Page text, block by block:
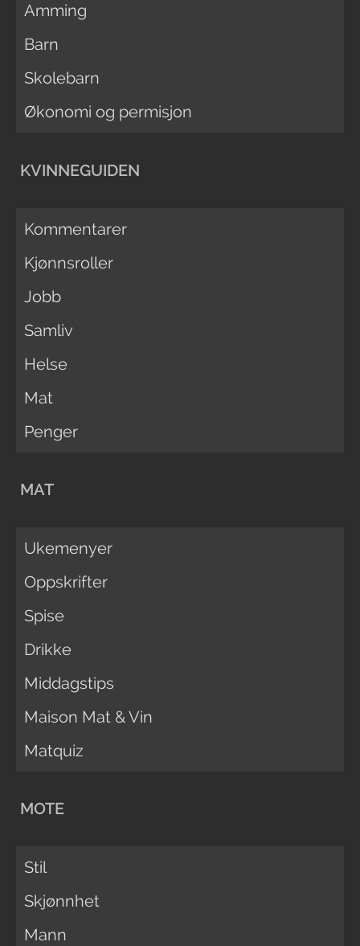
Amming
Barn
Skolebarn
Økonomi og permisjon
KVINNEGUIDEN
Kommentarer
Kjønnsroller
Jobb
Samliv
Helse
Mat
Penger
MAT
Ukemenyer
Oppskrifter
Spise
Drikke
Middagstips
Maison Mat & Vin
Matquiz
MOTE
Stil
Skjønnhet
Mann